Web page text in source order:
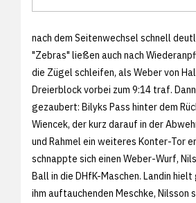
nach dem Seitenwechsel schnell
"Zebras" ließen auch nach
die Zügel schleifen, als Weber von
Dreierblock vorbei zum 9:14 traf.
gezaubert: Bilyks Pass hinter dem
Wiencek, der kurz darauf in der
und Rahmel ein weiteres Konter-Tor
schnappte sich einen Weber-Wurf,
Ball in die DHfK-Maschen. Landin
ihm auftauchenden Meschke, Nilsson